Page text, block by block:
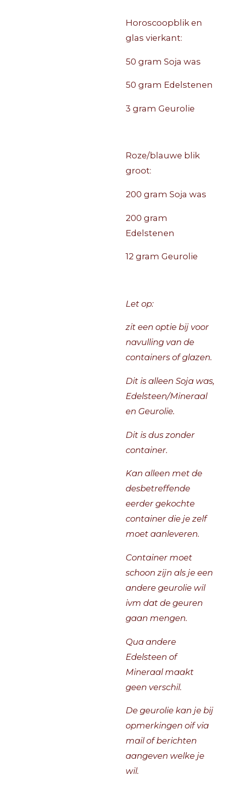
Horoscoopblik en
glas vierkant:
50 gram Soja was
50 gram Edelstenen
3 gram Geurolie
Roze/blauwe blik
groot:
200 gram Soja was
200 gram
Edelstenen
12 gram Geurolie
Let op:
zit een optie bij voor
navulling van de
containers of glazen.
Dit is alleen Soja was,
Edelsteen/Mineraal
en Geurolie.
Dit is dus zonder
container.
Kan alleen met de
desbetreffende
eerder gekochte
container die je zelf
moet aanleveren.
Container moet
schoon zijn als je een
andere geurolie wil
ivm dat de geuren
gaan mengen.
Qua andere
Edelsteen of
Mineraal maakt
geen verschil.
De geurolie kan je bij
opmerkingen oif via
mail of berichten
aangeven welke je
wil.